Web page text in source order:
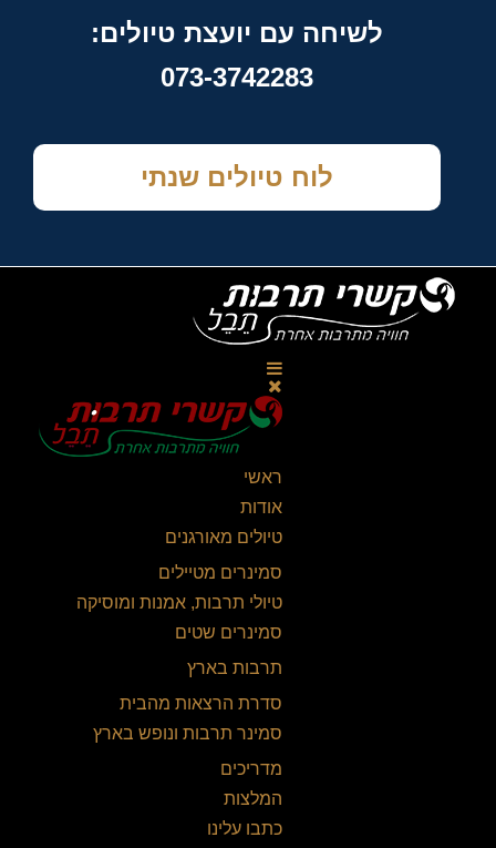
לשיחה עם יועצת טיולים:
073-3742283
לוח טיולים שנתי
ראשי
אודות
טיולים מאורגנים
סמינרים מטיילים
טיולי תרבות, אמנות ומוסיקה
סמינרים שטים
תרבות בארץ
סדרת הרצאות מהבית
סמינר תרבות ונופש בארץ
מדריכים
המלצות
כתבו עלינו